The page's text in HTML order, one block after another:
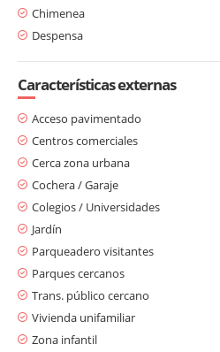
Chimenea
Despensa
Características externas
Acceso pavimentado
Centros comerciales
Cerca zona urbana
Cochera / Garaje
Colegios / Universidades
Jardín
Parqueadero visitantes
Parques cercanos
Trans. público cercano
Vivienda unifamiliar
Zona infantil